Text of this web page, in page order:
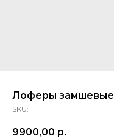
Лоферы замшевые
SKU:
9900,00 р.